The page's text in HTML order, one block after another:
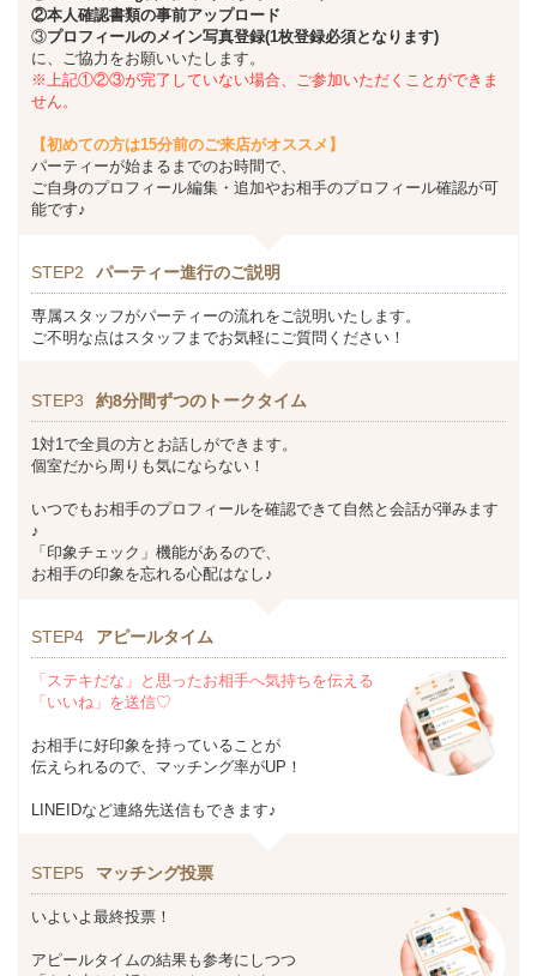
②本人確認書類の事前アップロード
③プロフィールのメイン写真登録(1枚登録必須となります)
に、ご協力をお願いいたします。
※上記①②③が完了していない場合、ご参加いただくことができま
せん。
【初めての方は15分前のご来店がオススメ】
パーティーが始まるまでのお時間で、
ご自身のプロフィール編集・追加やお相手のプロフィール確認が可
能です♪
STEP2 パーティー進行のご説明
専属スタッフがパーティーの流れをご説明いたします。
ご不明な点はスタッフまでお気軽にご質問ください！
STEP3 約8分間ずつのトークタイム
1対1で全員の方とお話しができます。
個室だから周りも気にならない！
いつでもお相手のプロフィールを確認できて自然と会話が弾みます
♪
「印象チェック」機能があるので、
お相手の印象を忘れる心配はなし♪
STEP4 アピールタイム
「ステキだな」と思ったお相手へ気持ちを伝える
「いいね」を送信♡
お相手に好印象を持っていることが
伝えられるので、マッチング率がUP！
LINEIDなど連絡先送信もできます♪
STEP5 マッチング投票
いよいよ最終投票！
アピールタイムの結果も参考にしつつ